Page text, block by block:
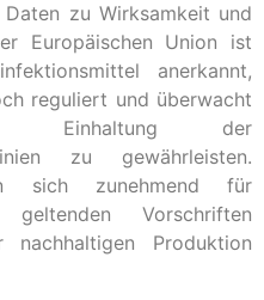
zu Wirksamkeit und
Europäischen Union ist
anerkannt,
reguliert und überwacht
der
zu gewährleisten.
sich zunehmend für
Vorschriften
Produktion